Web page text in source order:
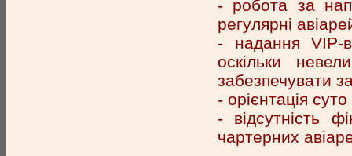
- робота за
регулярні
- надання VІР-
оскільки
забезпечувати
- орієнтація
- відсутність
чартерних